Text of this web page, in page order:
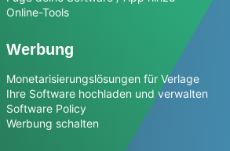
Online-Tools
Werbung
Monetarisierungslösungen für Verlage
Ihre Software hochladen und verwalten
Software Policy
Werbung schalten